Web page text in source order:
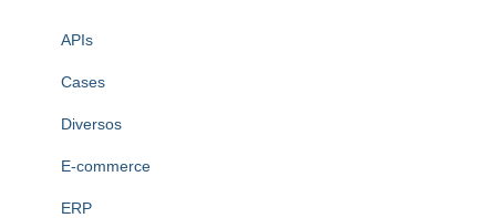
APIs
Cases
Diversos
E-commerce
ERP